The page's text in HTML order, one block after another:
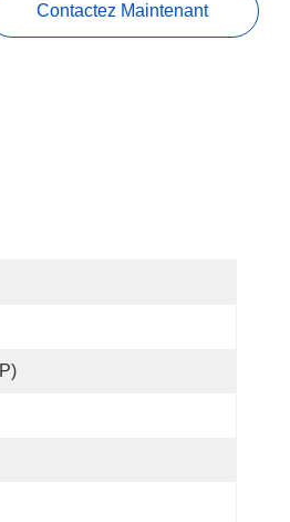
Contactez Maintenant